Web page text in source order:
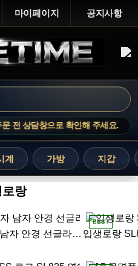
마이페이지 공지사항
상담창으로 확인해 주세요.
계 가방 지갑
로랑
입생로랑 SLM119 연예인 여자 남자 안경 선글라스 26SS
BEST